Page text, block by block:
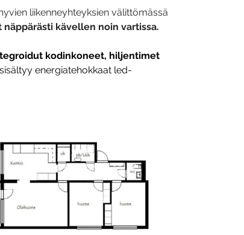
liikenneyhteyksien välittömässä
kävellen noin vartissa.
kodinkoneet, hiljentimet
energiatehokkaat led-